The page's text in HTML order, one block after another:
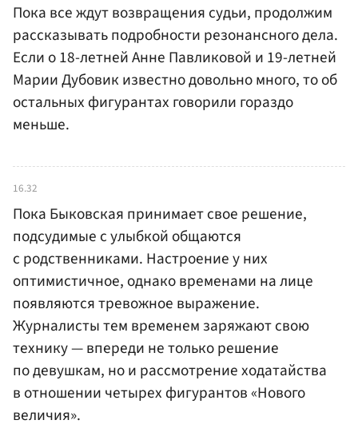
Пока все ждут возвращения судьи, продолжим
рассказывать подробности резонансного дела.
Если о 18-летней Анне Павликовой и 19-летней
Марии Дубовик известно довольно много, то об
остальных фигурантах говорили гораздо
меньше.
16.32
Пока Быковская принимает свое решение,
подсудимые с улыбкой общаются
с родственниками. Настроение у них
оптимистичное, однако временами на лице
появляются тревожное выражение.
Журналисты тем временем заряжают свою
технику — впереди не только решение
по девушкам, но и рассмотрение ходатайства
в отношении четырех фигурантов «Нового
величия».